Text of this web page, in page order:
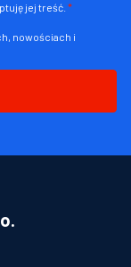
jej treść. *
nowościach i